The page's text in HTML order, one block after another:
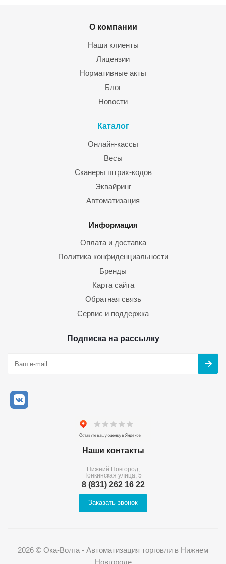
О компании
Наши клиенты
Лицензии
Нормативные акты
Блог
Новости
Каталог
Онлайн-кассы
Весы
Сканеры штрих-кодов
Эквайринг
Автоматизация
Информация
Оплата и доставка
Политика конфиденциальности
Бренды
Карта сайта
Обратная связь
Сервис и поддержка
Подписка на рассылку
Наши контакты
Нижний Новгород,
Тонкинская улица, 5
8 (831) 262 16 22
Заказать звонок
2026 © Ока-Волга - Автоматизация торговли в Нижнем
Новгороде